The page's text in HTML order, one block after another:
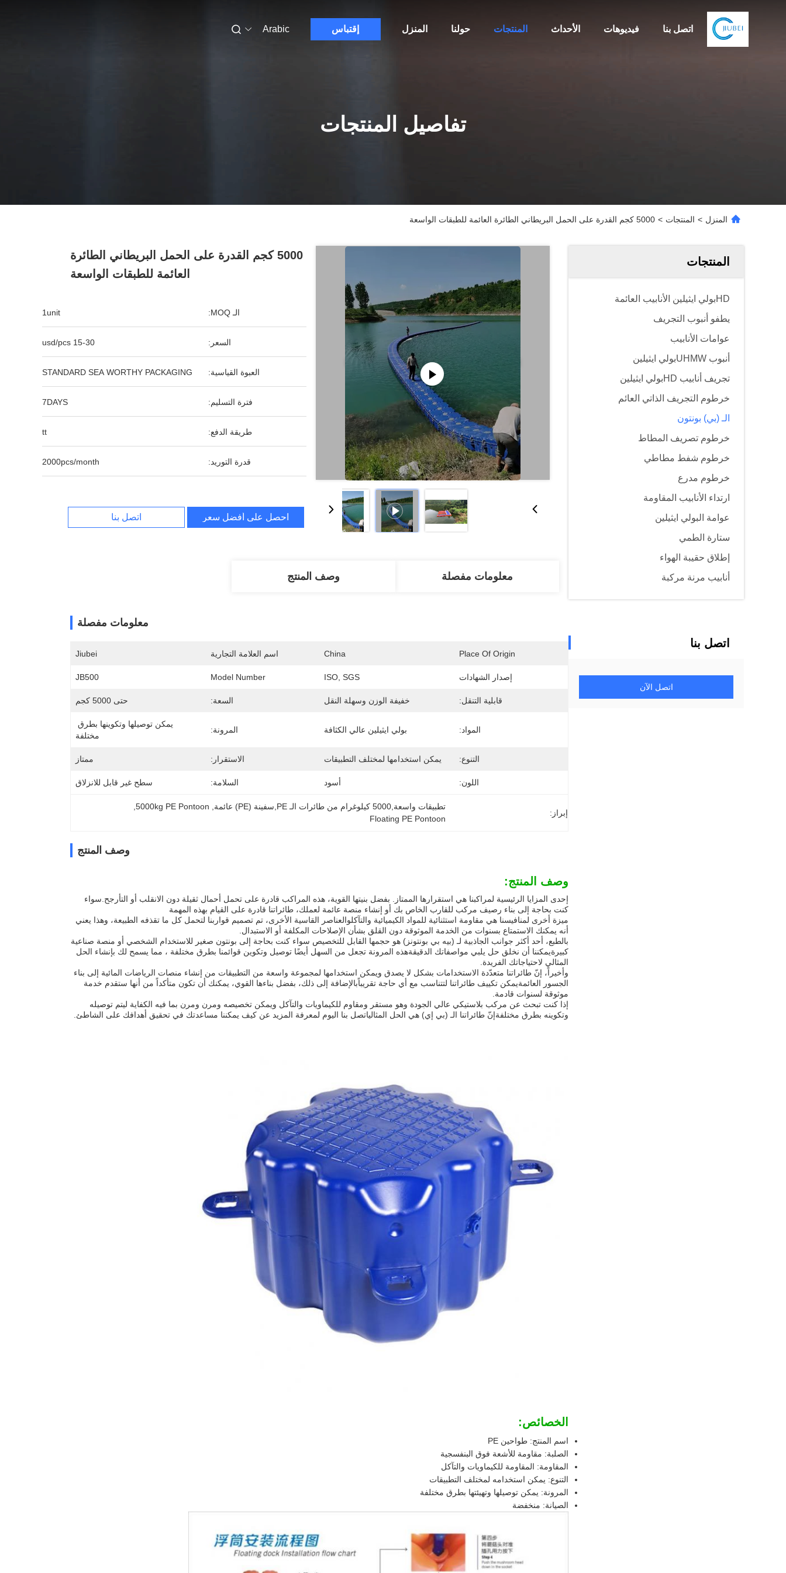
المنزل حولنا المنتجات الأحداث فيديوهات اتصل بنا إقتباس Arabic
تفاصيل المنتجات
المنزل > المنتجات > 5000 كجم القدرة على الحمل البريطاني الطائرة العائمة للطبقات الواسعة
المنتجات
HDبولي ايثيلين الأنابيب العائمة
يطفو أنبوب التجريف
عوامات الأنابيب
أنبوب UHMWبولي ايثيلين
تجريف أنابيب HDبولي ايثيلين
خرطوم التجريف الذاتي العائم
الـ (بي) بونتون
خرطوم تصريف المطاط
خرطوم شفط مطاطي
خرطوم مدرع
ارتداء الأنابيب المقاومة
عوامة البولي ايثيلين
ستارة الطمي
إطلاق حقيبة الهواء
أنابيب مرنة مركبة
اتصل بنا
اتصل الآن
5000 كجم القدرة على الحمل البريطاني الطائرة
العائمة للطبقات الواسعة
الـ MOQ: 1unit
السعر: 15-30 usd/pcs
العبوة القياسية: STANDARD SEA WORTHY PACKAGING
فترة التسليم: 7DAYS
طريقة الدفع: tt
قدرة التوريد: 2000pcs/month
احصل على أفضل سعر اتصل بنا
معلومات مفصلة وصف المنتج
معلومات مفصلة
Place Of Origin
China اسم العلامة التجارية Jiubei
إصدار الشهادات ISO, SGS
Model Number
JB500
قابلية التنقل: خفيفة الوزن وسهلة النقل السعة: حتى 5000 كجم
المواد: بولي ايثيلين عالي الكثافة المرونة:
مختلفة
التنوع: يمكن استخدامها لمختلف التطبيقات الاستقرار: ممتاز
اللون: أسود السلامة: سطح غير قابل للانزلاق
إبراز:
تطبيقات واسعة,5000 كيلوغرام من طائرات الـ PE,سفينة (PE) عائمة 5000kg PE Pontoon
Floating PE Pontoon
وصف المنتج
وصف المنتج:
إحدى المزايا الرئيسية لمراكبنا هي استقرارها الممتاز. بفضل بنيتها القوية، هذه المراكب قادرة على تحمل أحمال ثقيلة دون الانقلب أو التأرجح.سواء
كنت بحاجة إلى بناء رصيف مركب للقارب الخاص بك أو إنشاء منصة عائمة لعملك، طائراتنا قادرة على القيام بهذه المهمة
ميزة أخرى لمنافيسنا هي مقاومة استثنائية للمواد الكيميائية والتآكلوالعناصر القاسية الأخرى، تم تصميم قواربنا لتحمل كل ما تقذفه الطبيعة، وهذا يعني
أنه يمكنك الاستمتاع بسنوات من الخدمة الموثوقة دون القلق بشأن الإصلاحات المكلفة أو الاستبدال.
بالطبع، أحد أكثر جوانب الجاذبية لـ (بيه بي بونتونز) هو حجمها القابل للتخصيص سواء كنت بحاجة إلى بونتون صغير للاستخدام الشخصي أو منصة صناعية
كبيرةيمكننا أن نخلق حل يلبي مواصفاتك الدقيقةهذه المرونة تجعل من السهل أيضًا توصيل وتكوين قوائمنا بطرق مختلفة ، مما يسمح لك بإنشاء الحل
المثالي لاحتياجاتك الفريدة.
وأخيراً، إنّ طائراتنا متعدّدة الاستخدامات بشكل لا يصدق ويمكن استخدامها لمجموعة واسعة من التطبيقات من إنشاء منصات الرياضات المائية إلى بناء
الجسور العائمةيمكن تكييف طائراتنا لتتناسب مع أي حاجة تقريباًبالإضافة إلى ذلك، بفضل بناءها القوي، يمكنك أن تكون متأكداً من أنها ستقدم خدمة
موثوقة لسنوات قادمة.
إذا كنت تبحث عن مركب بلاستيكي عالي الجودة وهو مستقر ومقاوم للكيماويات والتآكل ويمكن تخصيصه ومرن ومرن بما فيه الكفاية ليتم توصيله
وتكوينه بطرق مختلفةإنّ طائراتنا الـ (بي إي) هي الحل المثالياتصل بنا اليوم لمعرفة المزيد عن كيف يمكننا مساعدتك في تحقيق أهدافك على الشاطئ.
الخصائص:
اسم المنتج: طواحين PE
الصلبة: مقاومة للأشعة فوق البنفسجية
المقاومة: المقاومة للكيماويات والتآكل
التنوع: يمكن استخدامه لمختلف التطبيقات
المرونة: يمكن توصيلها وتهيئتها بطرق مختلفة
الصيانة: منخفضة